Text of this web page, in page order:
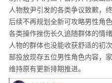
人物敖尹引发的各类争议致歉，
后续不再规划全新可攻略男性角
各类操作挫伤长久追随群体的情
人物的群体也没能收获舒适的初
部投放现存五位男性角色内容，
维持原有更新排期推进。